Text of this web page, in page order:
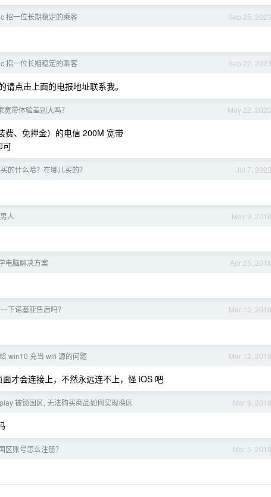
Sep 25, 2023
一位长期稳定的乘客
Sep 22, 2023
一位长期稳定的乘客
点击上面的电报地址联系我。
May 22, 2023
宽带体验差别大吗？
费、免押金）的电信 200M 宽带
可
Jul 7, 2022
的什么哈？在哪儿买的？
May 9, 2018
人
Apr 25, 2018
电脑解决方案
Mar 13, 2018
下诺基亚售后吗？
Mar 12, 2018
win10 充当 wifi 源的问题
才会连接上，不然永远连不上，怪 iOS 吧
Mar 6, 2018
被锁国区, 无法购买商品如何实现换区
Mar 5, 2018
区账号怎么注册？